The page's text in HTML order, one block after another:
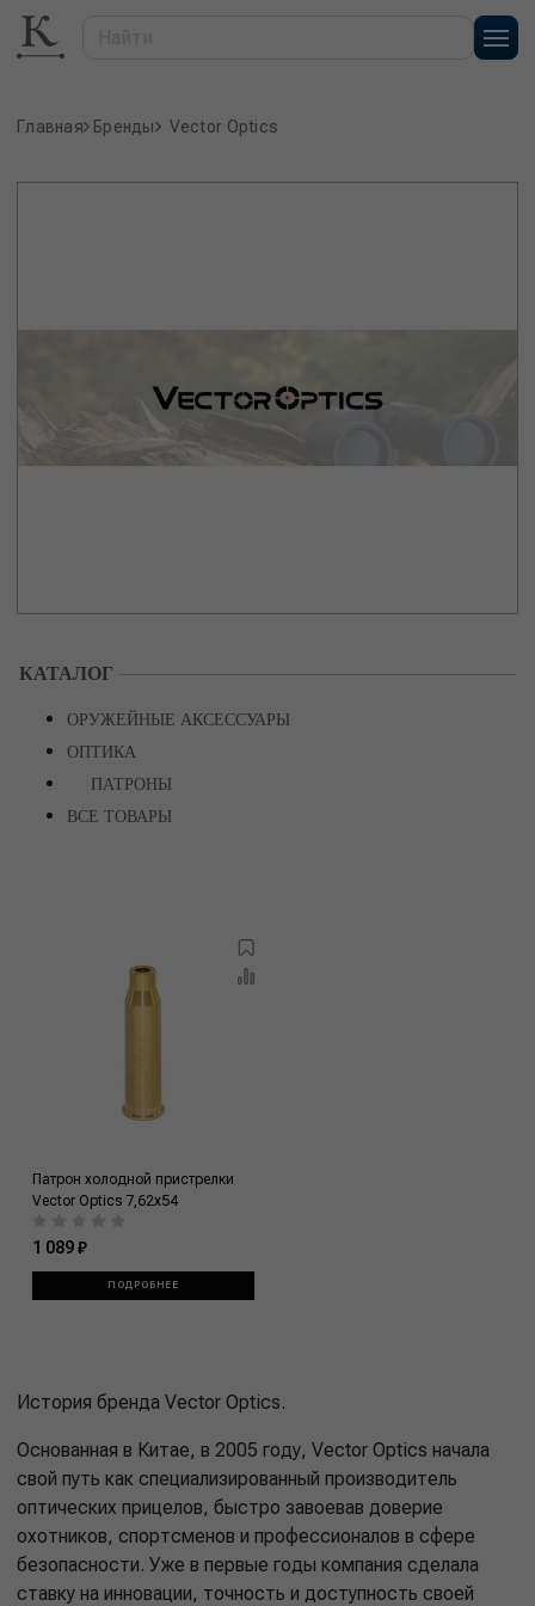
Главная Бренды Vector Optics
КАТАЛОГ
ОРУЖЕЙНЫЕ АКСЕССУАРЫ
ОПТИКА
ПАТРОНЫ
ВСЕ ТОВАРЫ
Патрон холодной пристрелки
Vector Optics 7,62x54
1 089 ₽
ПОДРОБНЕЕ
История бренда Vector Optics.
Основанная в Китае, в 2005 году, Vector Optics начала
свой путь как специализированный производитель
оптических прицелов, быстро завоевав доверие
охотников, спортсменов и профессионалов в сфере
безопасности. Уже в первые годы компания сделала
ставку на инновации, точность и доступность своей